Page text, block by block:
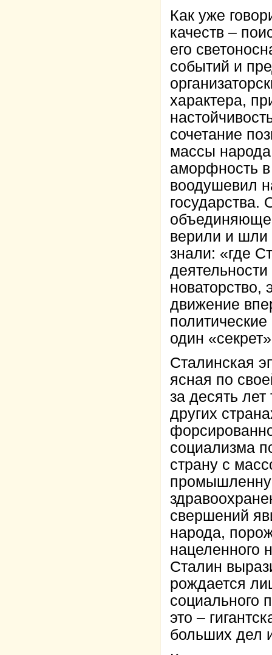
Как уже
качеств –
его
событий и
характера,
сочетание
массы
аморфность в
воодушевил
государства.
верили и шли
знали: «где
движение
один
Сталинская
ясная по
за десять лет
других
социализма
страну с
свершений
народа,
нацеленного
Сталин
рождается
социального
это –
больших дел